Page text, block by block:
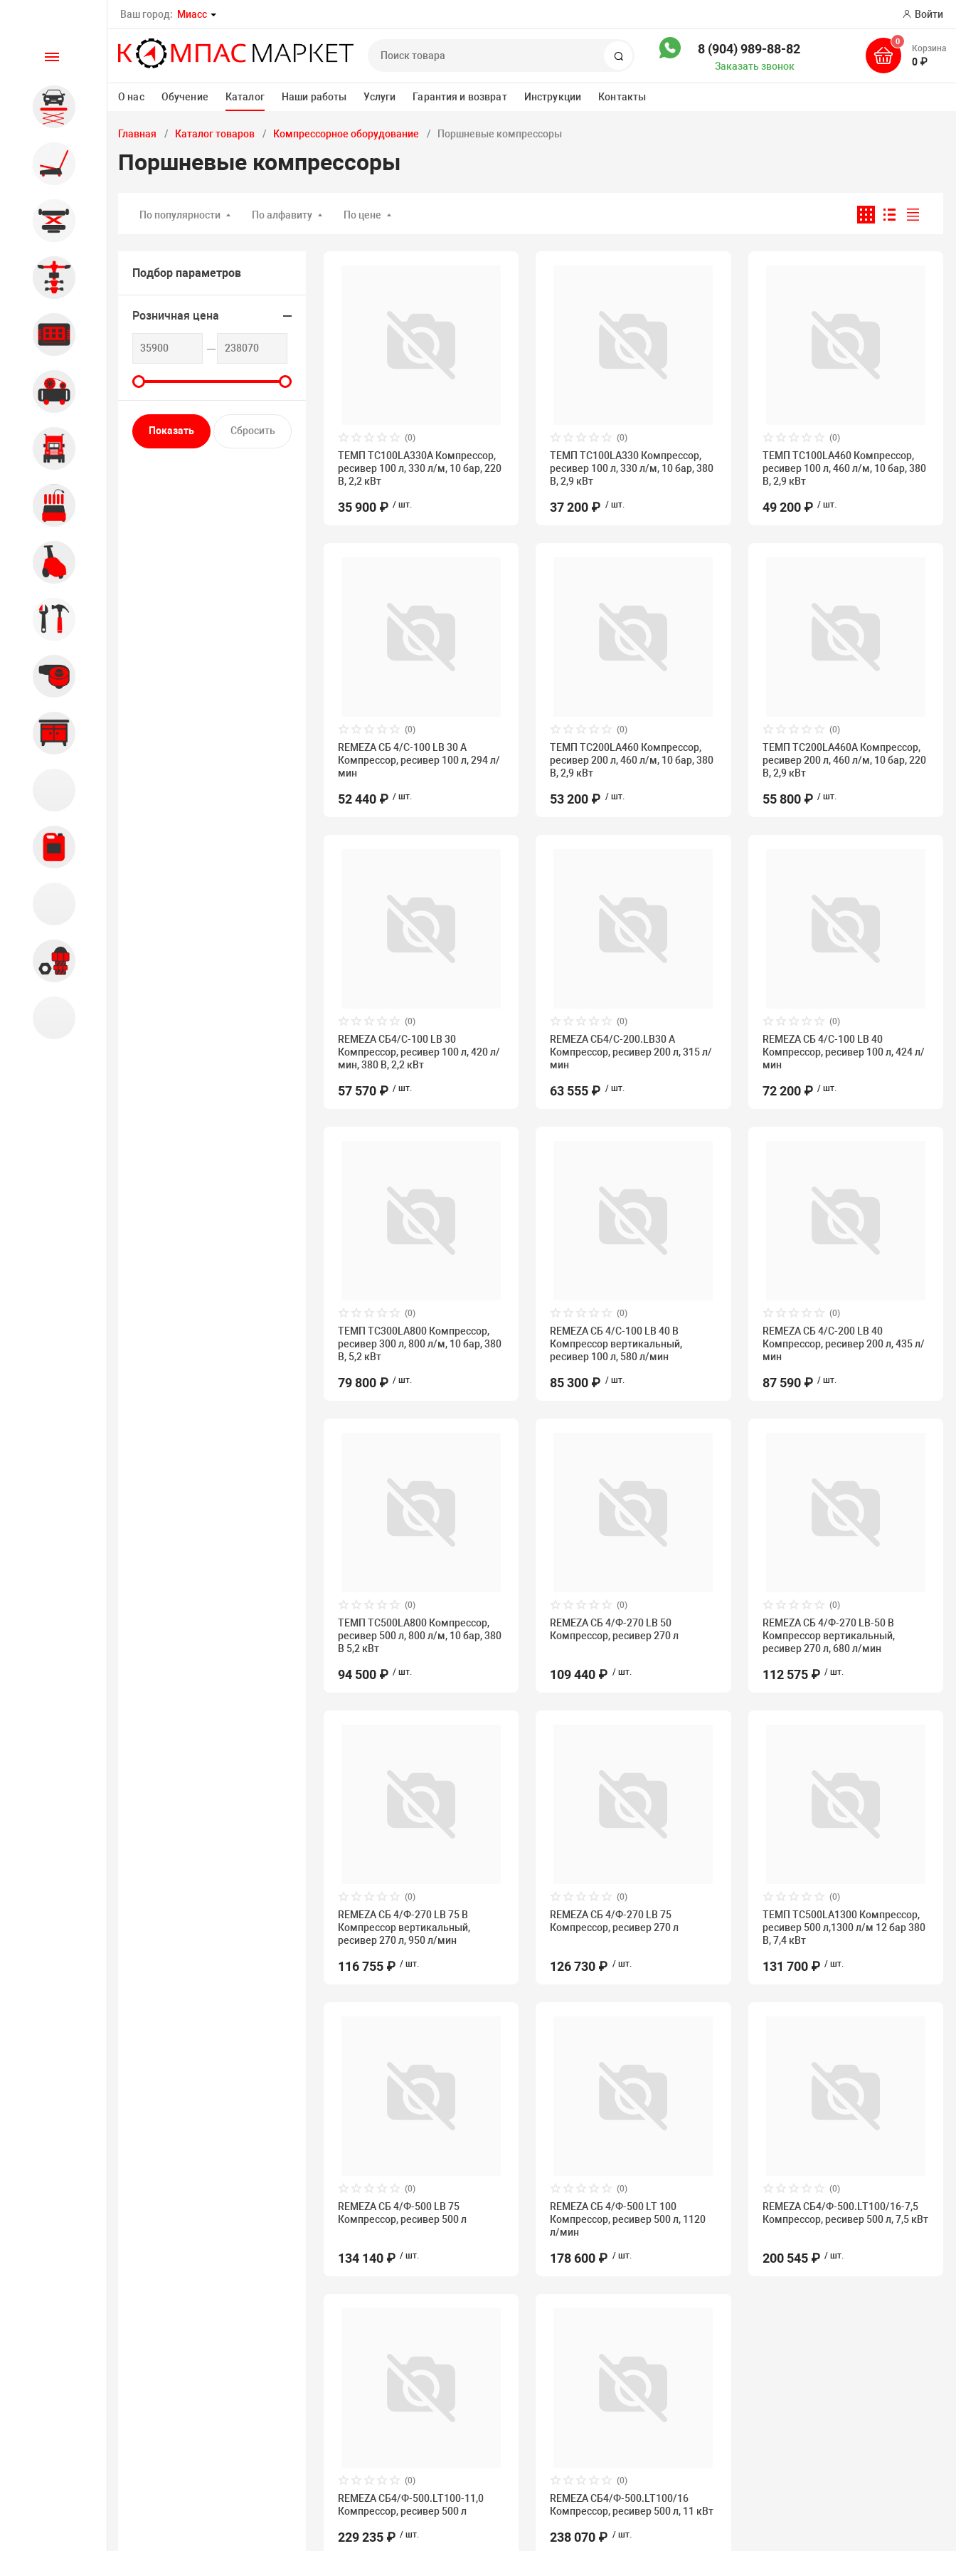
Ваш город: Миасс Войти
Поиск 8 (904) 989-88-82
Заказать звонок
0
Корзина
0 ₽
О нас Обучение Каталог Наши работы Услуги Гарантия и возврат Инструкции Контакты
Каталог
Автомобильные подъемники
Шиномонтажное
оборудование
Общегаражное
Стенды сход-развал
Диагностика
Компрессорное оборудование
Грузовое оборудование
Главная Каталог товаров Компрессорное оборудование Поршневые компрессоры
Поршневые компрессоры
По популярности По алфавиту По цене
Подбор параметров
Розничная цена
(0)
ТЕМП TC100LA330A Компрессор,
ресивер 100 л, 330 л/м, 10 бар, 220
В, 2,2 кВт
35 900 ₽ / шт.
(0)
ТЕМП TC100LA330 Компрессор,
ресивер 100 л, 330 л/м, 10 бар, 380
В, 2,9 кВт
37 200 ₽ / шт.
(0)
ТЕМП TC100LA460 Компрессор,
ресивер 100 л, 460 л/м, 10 бар, 380
В, 2,9 кВт
49 200 ₽ / шт.
(0)
REMEZA СБ 4/С-100 LB 30 A
Компрессор, ресивер 100 л, 294 л/
мин
52 440 ₽ / шт.
(0)
ТЕМП TC200LA460 Компрессор,
ресивер 200 л, 460 л/м, 10 бар, 380
В, 2,9 кВт
53 200 ₽ / шт.
(0)
ТЕМП TC200LA460A Компрессор,
ресивер 200 л, 460 л/м, 10 бар, 220
В, 2,9 кВт
55 800 ₽ / шт.
(0)
REMEZA СБ4/С-100 LB 30
Компрессор, ресивер 100 л, 420 л/
мин, 380 В, 2,2 кВт
57 570 ₽ / шт.
(0)
REMEZA СБ4/С-200.LB30 А
Компрессор, ресивер 200 л, 315 л/
мин
63 555 ₽ / шт.
(0)
REMEZA СБ 4/С-100 LB 40
Компрессор, ресивер 100 л, 424 л/
мин
72 200 ₽ / шт.
(0)
ТЕМП TC300LA800 Компрессор,
ресивер 300 л, 800 л/м, 10 бар, 380
В, 5,2 кВт
79 800 ₽ / шт.
(0)
REMEZA СБ 4/С-100 LB 40 В
Компрессор вертикальный,
ресивер 100 л, 580 л/мин
85 300 ₽ / шт.
(0)
REMEZA СБ 4/С-200 LB 40
Компрессор, ресивер 200 л, 435 л/
мин
87 590 ₽ / шт.
(0)
ТЕМП TC500LA800 Компрессор,
ресивер 500 л, 800 л/м, 10 бар, 380
В 5,2 кВт
94 500 ₽ / шт.
(0)
REMEZA СБ 4/Ф-270 LB 50
Компрессор, ресивер 270 л
109 440 ₽ / шт.
(0)
REMEZA СБ 4/Ф-270 LB-50 В
Компрессор вертикальный,
ресивер 270 л, 680 л/мин
112 575 ₽ / шт.
(0)
REMEZA СБ 4/Ф-270 LB 75 В
Компрессор вертикальный,
ресивер 270 л, 950 л/мин
116 755 ₽ / шт.
(0)
REMEZA СБ 4/Ф-270 LB 75
Компрессор, ресивер 270 л
126 730 ₽ / шт.
(0)
ТЕМП TC500LA1300 Компрессор,
ресивер 500 л,1300 л/м 12 бар 380
В, 7,4 кВт
131 700 ₽ / шт.
(0)
REMEZA СБ 4/Ф-500 LB 75
Компрессор, ресивер 500 л
134 140 ₽ / шт.
(0)
REMEZA СБ 4/Ф-500 LT 100
Компрессор, ресивер 500 л, 1120
л/мин
178 600 ₽ / шт.
(0)
REMEZA СБ4/Ф-500.LT100/16-7,5
Компрессор, ресивер 500 л, 7,5 кВт
200 545 ₽ / шт.
(0)
REMEZA СБ4/Ф-500.LT100-11,0
Компрессор, ресивер 500 л
229 235 ₽ / шт.
(0)
REMEZA СБ4/Ф-500.LT100/16
Компрессор, ресивер 500 л, 11 кВт
238 070 ₽ / шт.